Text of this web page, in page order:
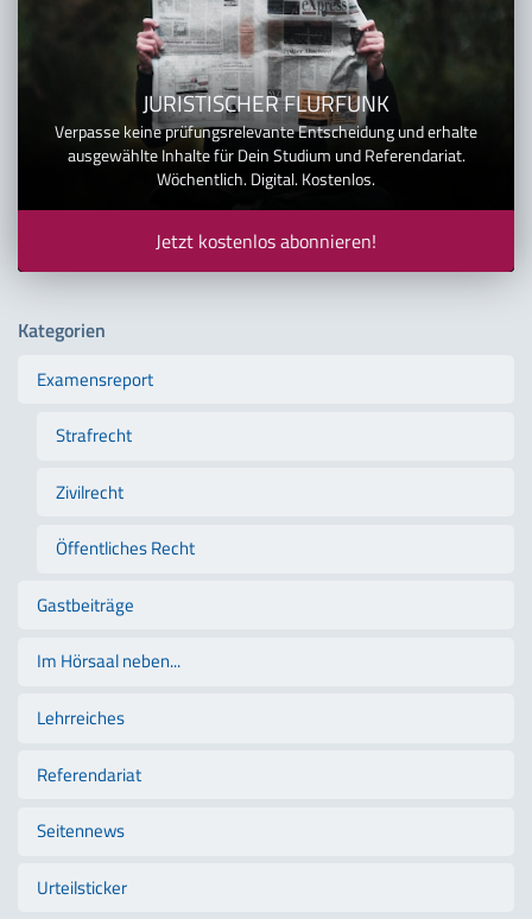
JURISTISCHER FLURFUNK
Verpasse keine prüfungsrelevante Entscheidung und erhalte
ausgewählte Inhalte für Dein Studium und Referendariat.
Wöchentlich. Digital. Kostenlos.
Jetzt kostenlos abonnieren!
Kategorien
Examensreport
Strafrecht
Zivilrecht
Öffentliches Recht
Gastbeiträge
Im Hörsaal neben...
Lehrreiches
Referendariat
Seitennews
Urteilsticker